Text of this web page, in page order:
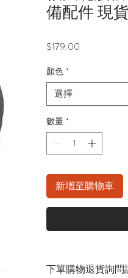
備配件 現
$179.00
顏色 *
選擇
數量 *
新增至購物車
下單購物退貨詢問